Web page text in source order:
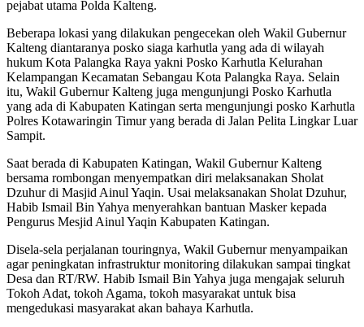
pejabat utama Polda Kalteng.
Beberapa lokasi yang dilakukan pengecekan oleh Wakil Gubernur
Kalteng diantaranya posko siaga karhutla yang ada di wilayah
hukum Kota Palangka Raya yakni Posko Karhutla Kelurahan
Kelampangan Kecamatan Sebangau Kota Palangka Raya. Selain
itu, Wakil Gubernur Kalteng juga mengunjungi Posko Karhutla
yang ada di Kabupaten Katingan serta mengunjungi posko Karhutla
Polres Kotawaringin Timur yang berada di Jalan Pelita Lingkar Luar
Sampit.
Saat berada di Kabupaten Katingan, Wakil Gubernur Kalteng
bersama rombongan menyempatkan diri melaksanakan Sholat
Dzuhur di Masjid Ainul Yaqin. Usai melaksanakan Sholat Dzuhur,
Habib Ismail Bin Yahya menyerahkan bantuan Masker kepada
Pengurus Mesjid Ainul Yaqin Kabupaten Katingan.
Disela-sela perjalanan touringnya, Wakil Gubernur menyampaikan
agar peningkatan infrastruktur monitoring dilakukan sampai tingkat
Desa dan RT/RW. Habib Ismail Bin Yahya juga mengajak seluruh
Tokoh Adat, tokoh Agama, tokoh masyarakat untuk bisa
mengedukasi masyarakat akan bahaya Karhutla.